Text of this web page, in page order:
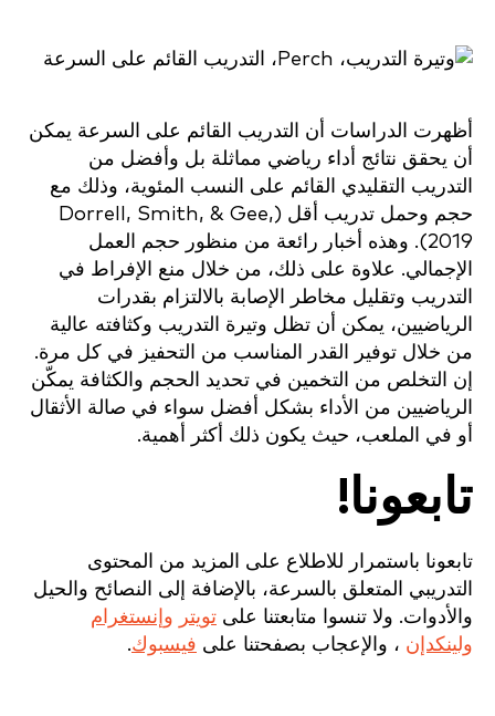
أظهرت الدراسات أن التدريب القائم على السرعة يمكن
أن يحقق نتائج أداء رياضي مماثلة بل وأفضل من
التدريب التقليدي القائم على النسب المئوية، وذلك مع
حجم وحمل تدريب أقل (Dorrell, Smith, & Gee,
2019). وهذه أخبار رائعة من منظور حجم العمل
الإجمالي. علاوة على ذلك، من خلال منع الإفراط في
التدريب وتقليل مخاطر الإصابة بالالتزام بقدرات
الرياضيين، يمكن أن تظل وتيرة التدريب وكثافته عالية
من خلال توفير القدر المناسب من التحفيز في كل مرة.
إن التخلص من التخمين في تحديد الحجم والكثافة يمكّن
الرياضيين من الأداء بشكل أفضل سواء في صالة الأثقال
أو في الملعب، حيث يكون ذلك أكثر أهمية.
تابعونا!
تابعونا باستمرار للاطلاع على المزيد من المحتوى
التدريبي المتعلق بالسرعة، بالإضافة إلى النصائح والحيل
والأدوات. ولا تنسوا متابعتنا على تويتر وإنستغرام
ولينكدإن ، والإعجاب بصفحتنا على فيسبوك.